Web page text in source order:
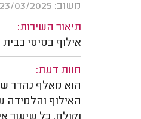
משוב: 23/03/2025
תיאור השירות:
אילוף בסיסי בבית לגור
חוות דעת:
הוא מאלף נהדר
האילוף והלמידה